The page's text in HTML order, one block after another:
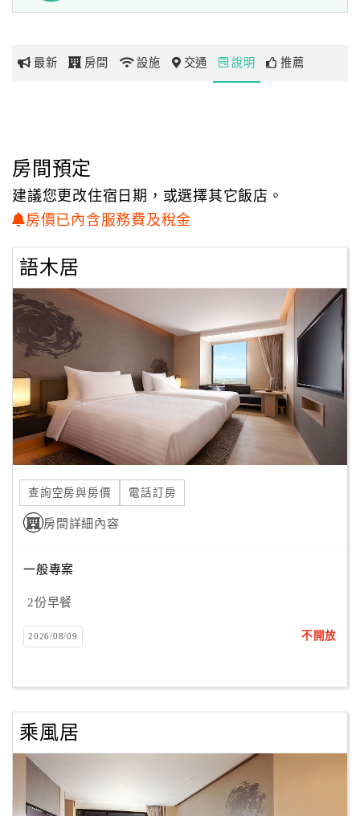
玩
地
圖
顧
務
顧
客
滿
意
度
訂
單
管
理
員
戶
客
服
聯
悠閒舒適的度假享受為旅人喚醒能量。
最新 房間 設施 交通 說明 推薦
房間預定
建議您更改住宿日期，或選擇其它飯店。
房價已內含服務費及稅金
語木居
查詢空房與房價 電話訂房
房間詳細內容
一般專案
2份早餐
2026/08/09 不開放
乘風居